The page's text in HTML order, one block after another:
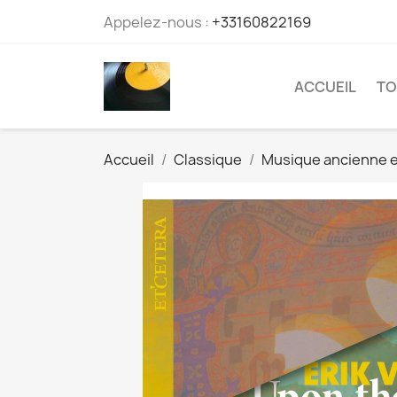
Appelez-nous : +33160822169
ACCUEIL
Accueil Classique Musique ancienne